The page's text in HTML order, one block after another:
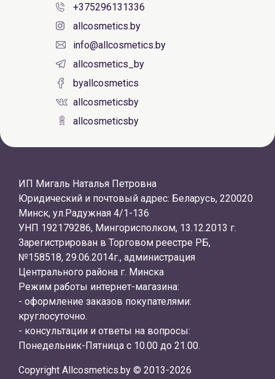
+375296131336
allcosmetics.by
info@allcosmetics.by
allcosmetics_by
byallcosmetics
allcosmeticsby
allcosmeticsby
ИП Мигаль Наталья Петровна
Юридический и почтовый адрес: Беларусь, 220020
Минск, ул.Радужная 4/1-136
УНП 192179286, Мингорисполком, 13.12.2013 г.
Зарегистрирован в Торговом реестре РБ,
№158518, 29.06.2014г., администрация
Центрального района г. Минска
Режим работы интернет-магазина:
- оформление заказов покупателями:
круглосуточно.
- консультации и ответы на вопросы:
Понедельник-Пятница с 10.00 до 21.00.
Copyright Allcosmetics.by © 2013-2026